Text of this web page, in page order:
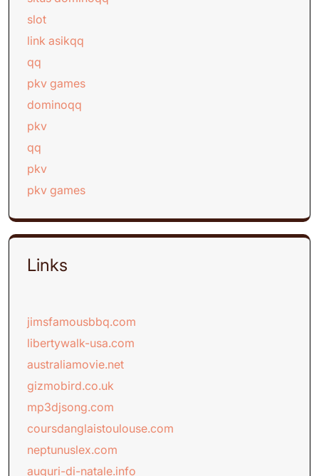
slot
link asikqq
qq
pkv games
dominoqq
pkv
qq
pkv
pkv games
Links
jimsfamousbbq.com
libertywalk-usa.com
australiamovie.net
gizmobird.co.uk
mp3djsong.com
coursdanglaistoulouse.com
neptunuslex.com
auguri-di-natale.info